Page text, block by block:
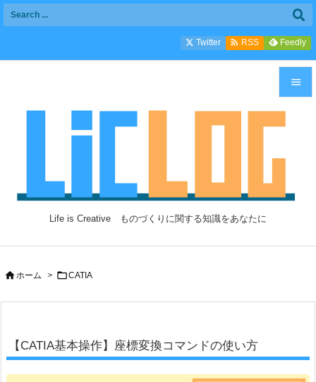
Life is Creative ものづくりに関する知識をあなたに

前へ

Twitter  RSS Feedly
ホーム > CATIA
【CATIA基本操作】座標変換コマンドの使い方